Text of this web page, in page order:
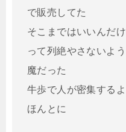
で販売してた
そこまではいいんだ
って列絶やさないよ
魔だった
牛歩で人が密集する
ほんとに